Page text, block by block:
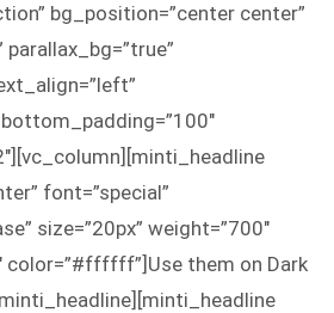
bg_position=”center center”
font=”special”
size=”20px” weight=”700″
color=”#ffffff”]Use them on Dark